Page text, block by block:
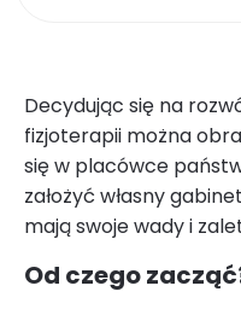
Decydując się na
fizjoterapii można
się w placówce
założyć własny
mają swoje wady i
Od czego